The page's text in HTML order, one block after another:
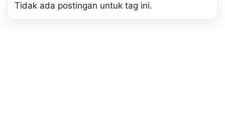
Tidak ada postingan untuk tag ini.